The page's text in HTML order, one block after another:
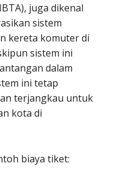
juga dikenal
sistem
kereta komuter di
sistem ini
dalam
ini tetap
terjangkau untuk
kota di
biaya tiket: